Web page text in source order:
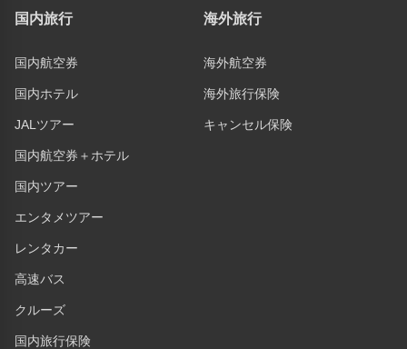
国内旅行
国内航空券
国内ホテル
JALツアー
国内航空券＋ホテル
国内ツアー
エンタメツアー
レンタカー
高速バス
クルーズ
国内旅行保険
海外旅行
海外航空券
海外旅行保険
キャンセル保険